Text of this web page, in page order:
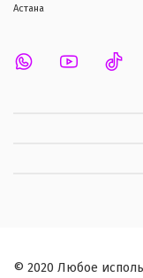
Астана
© 2020 Любое